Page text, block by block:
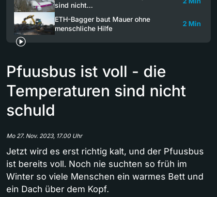
sind nicht…
ETH-Bagger baut Mauer ohne
menschliche Hilfe
2 Min
Pfuusbus ist voll - die
Temperaturen sind nicht
schuld
Mo 27. Nov. 2023, 17.00 Uhr
Jetzt wird es erst richtig kalt, und der Pfuusbus
ist bereits voll. Noch nie suchten so früh im
Winter so viele Menschen ein warmes Bett und
ein Dach über dem Kopf.